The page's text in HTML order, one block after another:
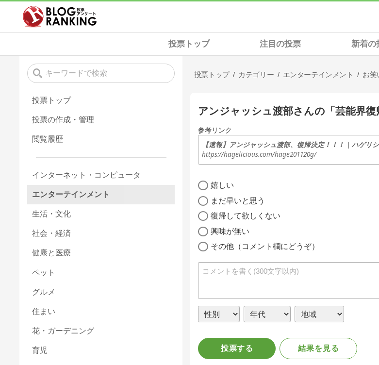
投票トップ 注目の投票 新着の
投票トップ カテゴリー エンターテインメント お笑
アンジャッシュ渡部さんの「芸能界
参考リンク
【速報】アンジャッシュ渡部、復帰決定！！！ | ハゲリ
https://hagelicious.com/hage201120g/
嬉しい
まだ早いと思う
復帰して欲しくない
興味が無い
その他（コメント欄にどうぞ）
投票する 結果を見る
投票トップ
投票の作成・管理
閲覧履歴
インターネット・コンピュータ
エンターテインメント
生活・文化
社会・経済
健康と医療
ペット
グルメ
住まい
花・ガーデニング
育児